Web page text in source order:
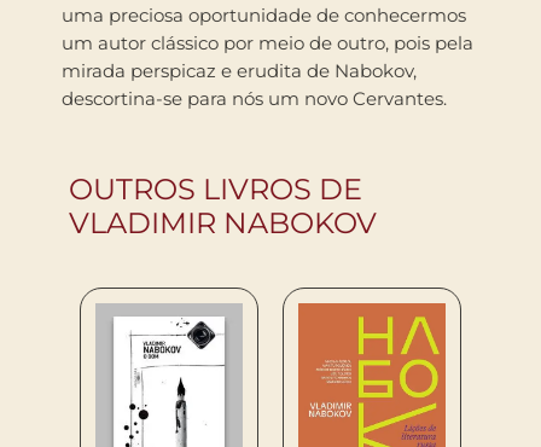
uma preciosa oportunidade de conhecermos
um autor clássico por meio de outro, pois pela
mirada perspicaz e erudita de Nabokov,
descortina-se para nós um novo Cervantes.
OUTROS LIVROS DE
VLADIMIR NABOKOV